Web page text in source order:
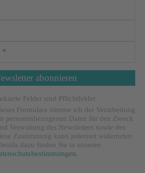
Felder sind Pflichtfelder.
Formulars stimme ich der Verarbeitung
personenbezogenen Daten für den Zweck
Verwaltung des Newsletters sowie des
Zustimmung kann jederzeit widerrufen
dazu finden Sie in unseren
.